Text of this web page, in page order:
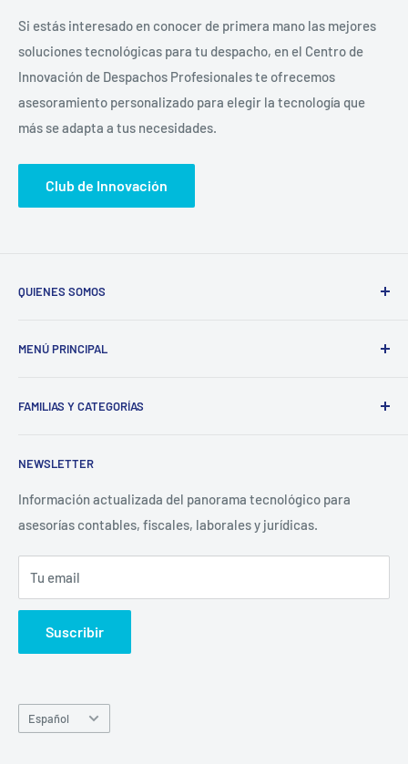
Si estás interesado en conocer de primera mano las mejores
soluciones tecnológicas para tu despacho, en el Centro de
Innovación de Despachos Profesionales te ofrecemos
asesoramiento personalizado para elegir la tecnología que
más se adapta a tus necesidades.
Club de Innovación
QUIENES SOMOS
comunidad apasionada por los Procesos y la Tecnología.
MENÚ PRINCIPAL
Categorías Servicios
Productos nuevos
Proveedores homologados
Blog
Únete al Club
Contacto
FAMILIAS Y CATEGORÍAS
Hardware
Libros
NEWSLETTER
Información actualizada del panorama tecnológico para
asesorías contables, fiscales, laborales y jurídicas.
Tu email
Suscribir
Idioma
Español